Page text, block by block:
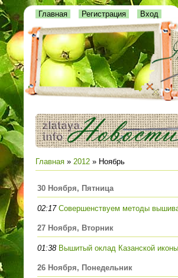
Главная Регистрация Вход
Главная » 2012 » Ноябрь
30 Ноября, Пятница
02:17 Совершенствуем методы
27 Ноября, Вторник
01:38 Вышитый оклад Казанской
26 Ноября, Понедельник